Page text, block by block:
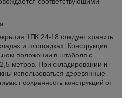
соответствующими
1ПК 24-18 следует хранить
и площадках. Конструкции
положении в штабеля с
метров. При складировании и
использоваться деревянные
сохранность конструкций от